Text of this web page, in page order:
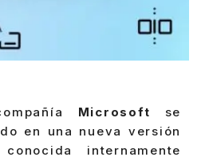
Microsoft se
en una nueva versión
conocida internamente